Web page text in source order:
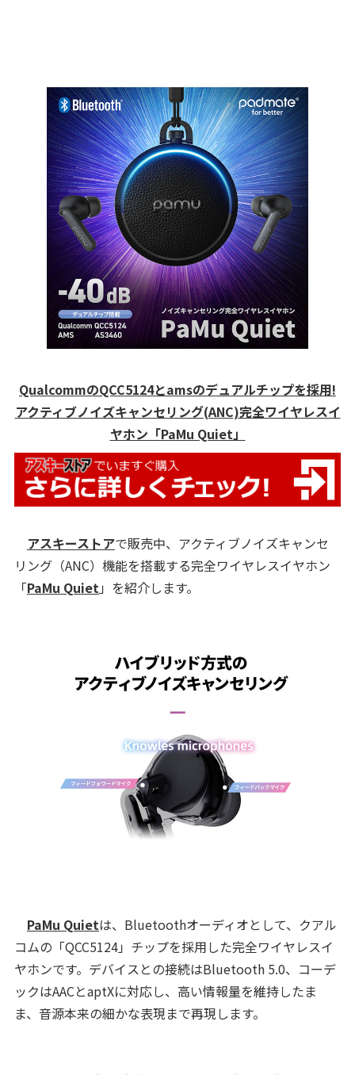
QualcommのQCC5124とamsのデュアルチップを採用!
アクティブノイズキャンセリング(ANC)完全ワイヤレスイ
ヤホン「PaMu Quiet」
アスキーストアで販売中、アクティブノイズキャンセ
リング（ANC）機能を搭載する完全ワイヤレスイヤホン
「PaMu Quiet」を紹介します。
PaMu Quietは、Bluetoothオーディオとして、クアル
コムの「QCC5124」チップを採用した完全ワイヤレスイ
ヤホンです。デバイスとの接続はBluetooth 5.0、コーデ
ックはAACとaptXに対応し、高い情報量を維持したま
ま、音源本来の細かな表現まで再現します。